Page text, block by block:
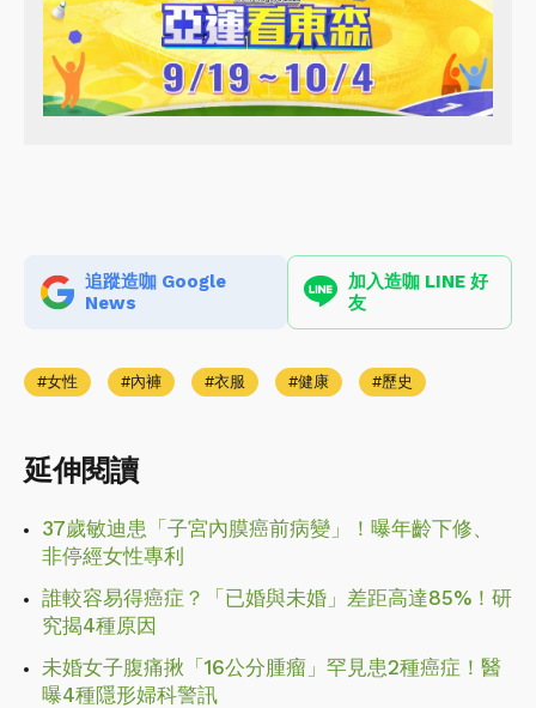
追蹤造咖 Google
News
加入造咖 LINE 好
友
女性 內褲 衣服 健康 歷史
延伸閱讀
37歲敏迪患「子宮內膜癌前病變」！曝年齡下修、
非停經女性專利
誰較容易得癌症？「已婚與未婚」差距高達85%！研
究揭4種原因
未婚女子腹痛揪「16公分腫瘤」罕見患2種癌症！醫
曝4種隱形婦科警訊